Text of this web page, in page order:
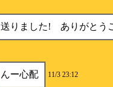
送りました! ありがとう
んー心配 11/3 23:12